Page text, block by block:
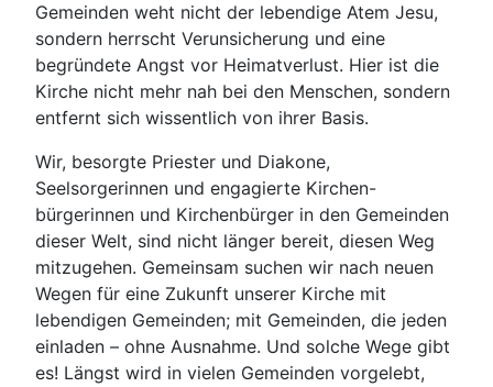
Gemeinden weht nicht der lebendige Atem Jesu,
sondern herrscht Verunsicherung und eine
begründete Angst vor Heimatverlust. Hier ist die
Kirche nicht mehr nah bei den Menschen, sondern
entfernt sich wissentlich von ihrer Basis.
Wir, besorgte Priester und Diakone,
Seelsorgerinnen und engagierte Kirchen-
bürgerinnen und Kirchenbürger in den Gemeinden
dieser Welt, sind nicht länger bereit, diesen Weg
mitzugehen. Gemeinsam suchen wir nach neuen
Wegen für eine Zukunft unserer Kirche mit
lebendigen Gemeinden; mit Gemeinden, die jeden
einladen – ohne Ausnahme. Und solche Wege gibt
es! Längst wird in vielen Gemeinden vorgelebt,